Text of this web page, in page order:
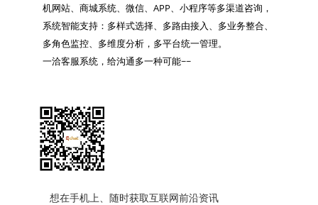
机网站、商城系统、微信、APP、小程序等多渠道咨询，
系统智能支持：多样式选择、多路由接入、多业务整合、
多角色监控、多维度分析，多平台统一管理。
一洽客服系统，给沟通多一种可能~~
想在手机上、随时获取互联网前沿资讯